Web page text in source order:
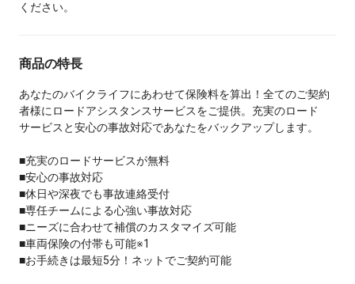
ください。
商品の特長
あなたのバイクライフにあわせて保険料を算出！全てのご契約
者様にロードアシスタンスサービスをご提供。充実のロード
サービスと安心の事故対応であなたをバックアップします。
■充実のロードサービスが無料
■安心の事故対応
■休日や深夜でも事故連絡受付
■専任チームによる心強い事故対応
■ニーズに合わせて補償のカスタマイズ可能
■車両保険の付帯も可能※1
■お手続きは最短5分！ネットでご契約可能